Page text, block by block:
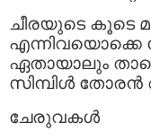
ചീരയുടെ കൂടെ
എന്നിവയൊക്കെ
ഏതായാലും
സിമ്പിള്‍
ചേരുവകള്‍